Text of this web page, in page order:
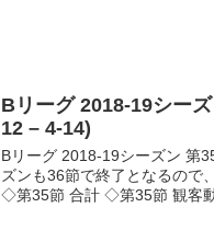
Bリーグ 2018-19シー
12 – 4-14)
Bリーグ 2018-19シーズン 第
ズンも36節で終了となるので
◇第35節 合計 ◇第35節 観客